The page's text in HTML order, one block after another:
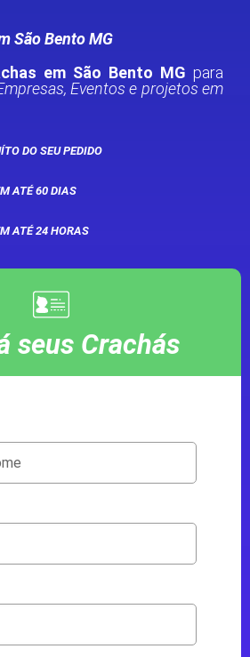
São Bento MG
em São Bento MG para
Eventos e projetos em
DO SEU PEDIDO
ATÉ 60 DIAS
ATÉ 24 HORAS
seus Crachás